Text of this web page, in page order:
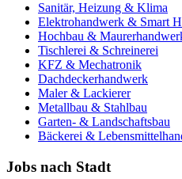
Sanitär, Heizung & Klima
Elektrohandwerk & Smart
Hochbau &
Tischlerei & Schreinerei
KFZ & Mechatronik
Dachdeckerhandwerk
Maler & Lackierer
Metallbau & Stahlbau
Garten- & Landschaftsbau
Bäckerei &
Jobs nach Stadt